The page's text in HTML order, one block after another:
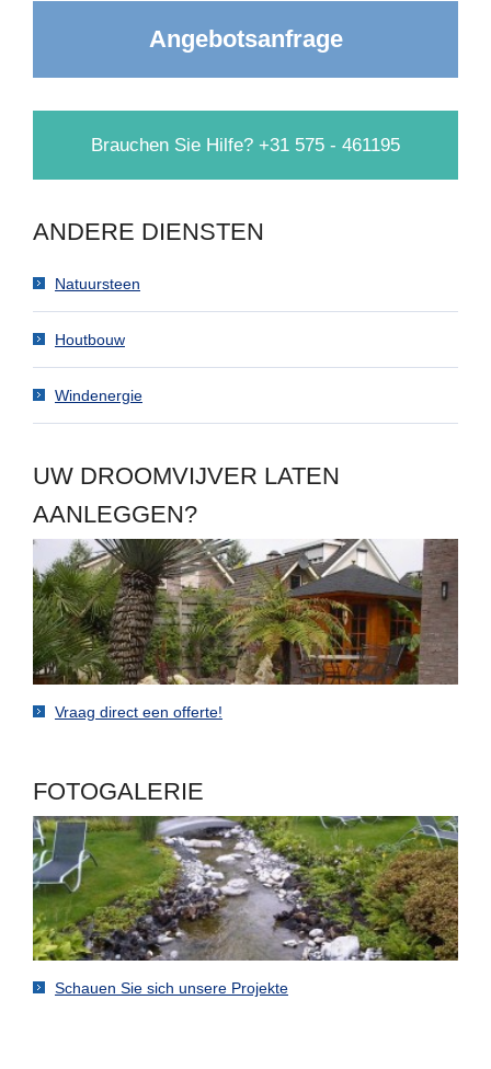
Angebotsanfrage
Brauchen Sie Hilfe? +31 575 - 461195
ANDERE DIENSTEN
Natuursteen
Houtbouw
Windenergie
UW DROOMVIJVER LATEN
AANLEGGEN?
Vraag direct een offerte!
FOTOGALERIE
Schauen Sie sich unsere Projekte